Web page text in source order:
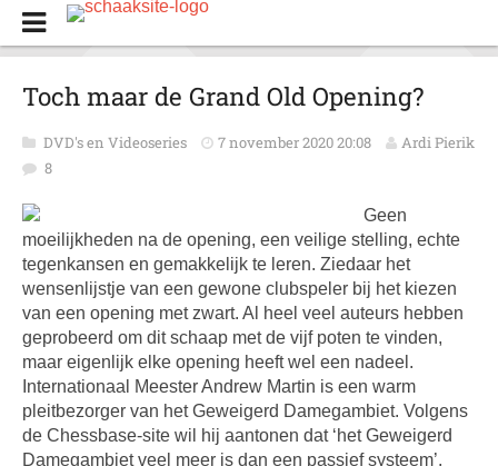
Toch maar de Grand Old Opening?
DVD's en Videoseries 7 november 2020 20:08
Ardi Pierik
8
Geen
moeilijkheden na de opening, een veilige stelling, echte
tegenkansen en gemakkelijk te leren. Ziedaar het
wensenlijstje van een gewone clubspeler bij het kiezen
van een opening met zwart. Al heel veel auteurs hebben
geprobeerd om dit schaap met de vijf poten te vinden,
maar eigenlijk elke opening heeft wel een nadeel.
Internationaal Meester Andrew Martin is een warm
pleitbezorger van het Geweigerd Damegambiet. Volgens
de Chessbase-site wil hij aantonen dat ‘het Geweigerd
Damegambiet veel meer is dan een passief systeem’.